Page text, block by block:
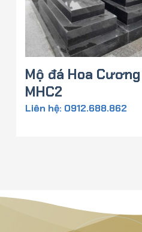
Mộ đá Hoa
MHC2
Liên hệ: 0912.688.862